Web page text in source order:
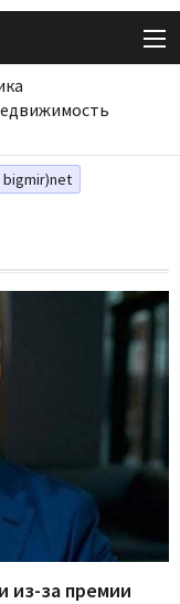
bigmir)net
из-за премии